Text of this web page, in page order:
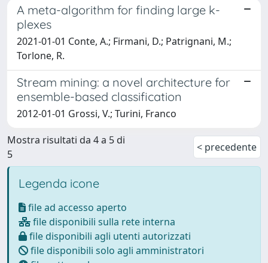
A meta-algorithm for finding large k-
plexes
2021-01-01 Conte, A.; Firmani, D.; Patrignani, M.;
Torlone, R.
Stream mining: a novel architecture for
ensemble-based classification
2012-01-01 Grossi, V.; Turini, Franco
Mostra risultati da 4 a 5 di
5
< precedente
Legenda icone
file ad accesso aperto
file disponibili sulla rete interna
file disponibili agli utenti autorizzati
file disponibili solo agli amministratori